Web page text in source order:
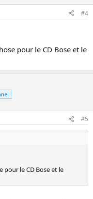
#4
pour le CD Bose et le
#5
pour le CD Bose et le